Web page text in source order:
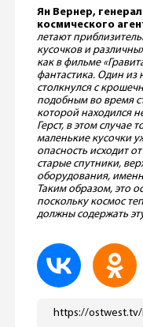
Ян Вернер,
космического
летают
кусочков и
как в фильме
фантастика. Один из
столкнулся с
подобным во время
которой находился
Герст, в этом случае
маленькие кусочки
опасность исходит
старые спутники,
оборудования,
Таким образом, это
поскольку космос
должны содержать